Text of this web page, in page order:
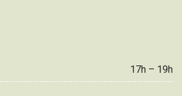
17h – 19h